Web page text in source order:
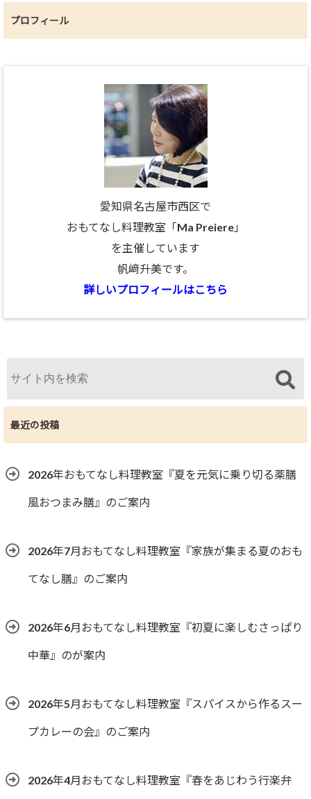
プロフィール
愛知県名古屋市西区で
おもてなし料理教室「Ma Preiere」
を主催しています
帆﨑升美です。
詳しいプロフィールはこちら
最近の投稿
2026年おもてなし料理教室『夏を元気に乗り切る薬膳
風おつまみ膳』のご案内
2026年7月おもてなし料理教室『家族が集まる夏のおも
てなし膳』のご案内
2026年6月おもてなし料理教室『初夏に楽しむさっぱり
中華』のが案内
2026年5月おもてなし料理教室『スパイスから作るスー
プカレーの会』のご案内
2026年4月おもてなし料理教室『春をあじわう行楽弁